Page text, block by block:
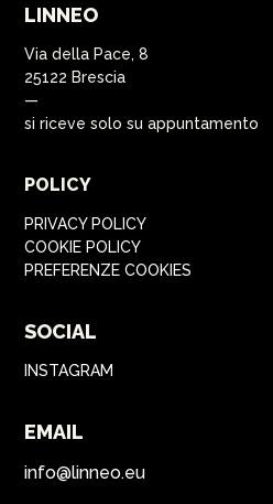
LINNEO
Via della Pace, 8
25122 Brescia
—
si riceve solo su appuntamento
POLICY
PRIVACY POLICY
COOKIE POLICY
PREFERENZE COOKIES
SOCIAL
INSTAGRAM
EMAIL
info@linneo.eu